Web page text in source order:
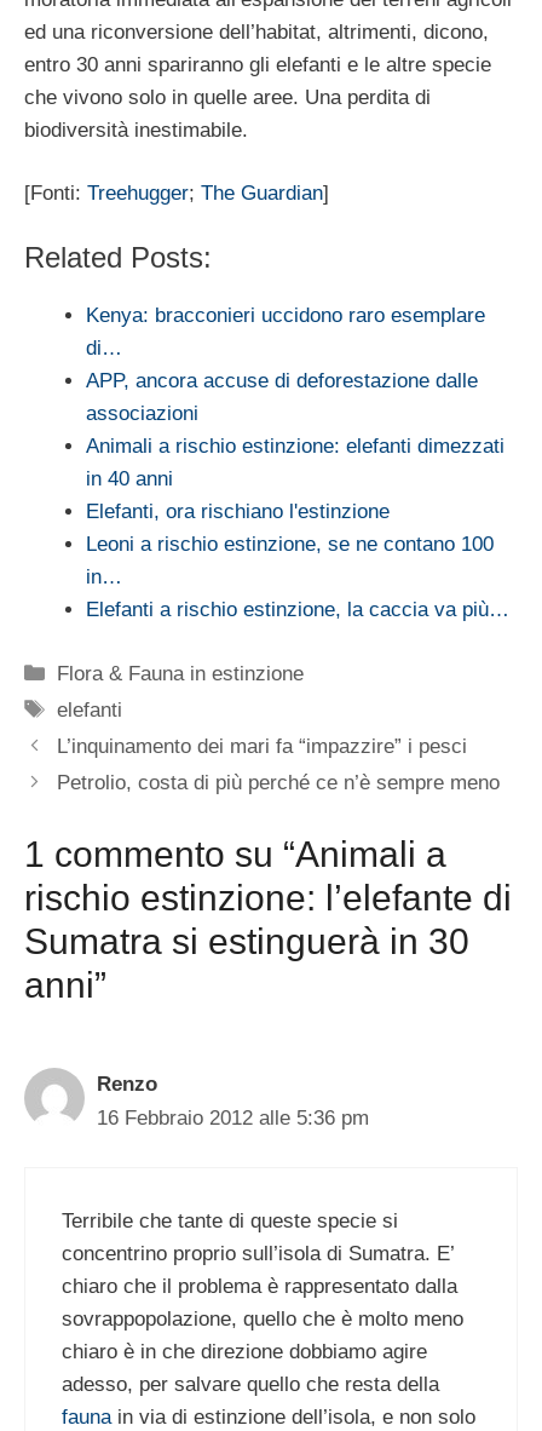
ed una riconversione dell’habitat, altrimenti, dicono,
entro 30 anni spariranno gli elefanti e le altre specie
che vivono solo in quelle aree. Una perdita di
biodiversità inestimabile.
[Fonti: Treehugger; The Guardian]
Related Posts:
Kenya: bracconieri uccidono raro esemplare
di…
APP, ancora accuse di deforestazione dalle
associazioni
Animali a rischio estinzione: elefanti dimezzati
in 40 anni
Elefanti, ora rischiano l'estinzione
Leoni a rischio estinzione, se ne contano 100
in…
Elefanti a rischio estinzione, la caccia va più…
Categorie
Flora & Fauna in estinzione
Tag
elefanti
L’inquinamento dei mari fa “impazzire” i pesci
Petrolio, costa di più perché ce n’è sempre meno
1 commento su “Animali a
rischio estinzione: l’elefante di
Sumatra si estinguerà in 30
anni”
Renzo
16 Febbraio 2012 alle 5:36 pm
Terribile che tante di queste specie si
concentrino proprio sull’isola di Sumatra. E’
chiaro che il problema è rappresentato dalla
sovrappopolazione, quello che è molto meno
chiaro è in che direzione dobbiamo agire
adesso, per salvare quello che resta della
faunain via di estinzione dell’isola, e non solo